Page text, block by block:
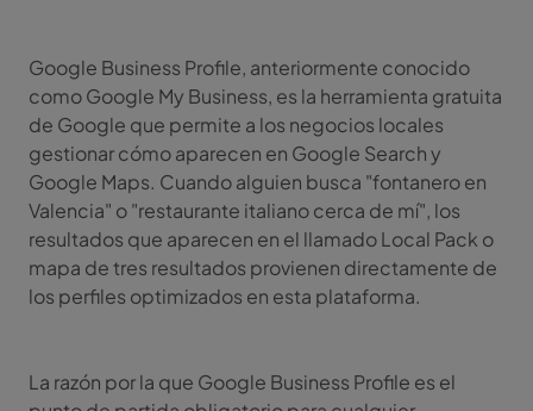
Google Business Profile, anteriormente conocido
como Google My Business, es la herramienta gratuita
de Google que permite a los negocios locales
gestionar cómo aparecen en Google Search y
Google Maps. Cuando alguien busca "fontanero en
Valencia" o "restaurante italiano cerca de mí", los
resultados que aparecen en el llamado Local Pack o
mapa de tres resultados provienen directamente de
los perfiles optimizados en esta plataforma.
La razón por la que Google Business Profile es el